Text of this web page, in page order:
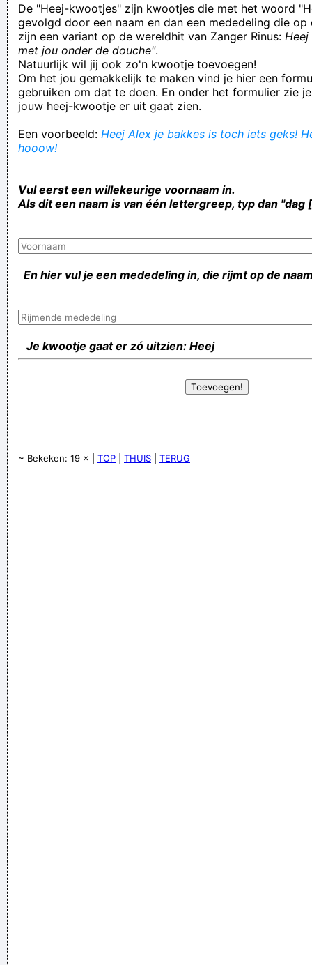
De "Heej-kwootjes" zijn kwootjes die met het woord
gevolgd door een naam en dan een mededeling die op
zijn een variant op de wereldhit van Zanger Rinus:
met jou onder de douche".
Natuurlijk wil jij ook zo'n kwootje toevoegen!
Om het jou gemakkelijk te maken vind je hier een
gebruiken om dat te doen. En onder het formulier zie
jouw heej-kwootje er uit gaat zien.
Een voorbeeld: Heej Alex je bakkes is toch iets geks!
hooow!
Vul eerst een willekeurige voornaam in.
Als dit een naam is van één lettergreep, typ dan "dag
En hier vul je een mededeling in, die rijmt op de
Je kwootje gaat er zó uitzien: Heej
~ Bekeken: 19 × | TOP THUIS TERUG